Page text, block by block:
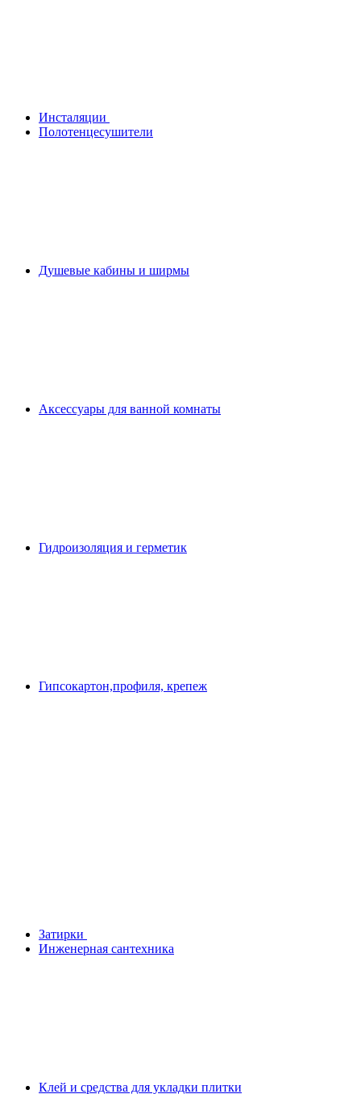
Инсталяции
Полотенцесушители
Душевые кабины и ширмы
Аксессуары для ванной комнаты
Гидроизоляция и герметик
Гипсокартон,профиля, крепеж
Затирки
Инженерная сантехника
Клей и средства для укладки плитки